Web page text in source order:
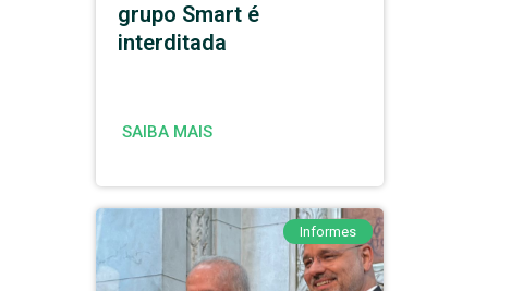
grupo Smart é
interditada
SAIBA MAIS
Informes